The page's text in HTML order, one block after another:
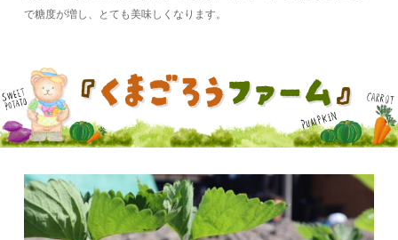
で糖度が増し、とても美味しくなります。